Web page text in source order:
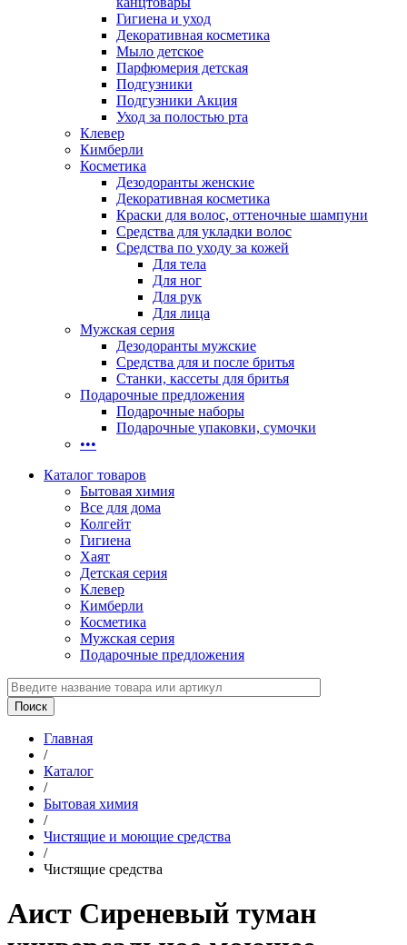
Гигиена и уход
Декоративная косметика
Мыло детское
Парфюмерия детская
Подгузники
Подгузники Акция
Уход за полостью рта
Клевер
Кимберли
Косметика
Дезодоранты женские
Декоративная косметика
Краски для волос, оттеночные шампуни
Средства для укладки волос
Средства по уходу за кожей
Для тела
Для ног
Для рук
Для лица
Мужская серия
Дезодоранты мужские
Средства для и после бритья
Станки, кассеты для бритья
Подарочные предложения
Подарочные наборы
Подарочные упаковки, сумочки
•••
Каталог товаров
Бытовая химия
Все для дома
Колгейт
Гигиена
Хаят
Детская серия
Клевер
Кимберли
Косметика
Мужская серия
Подарочные предложения
Главная
/
Каталог
/
Бытовая химия
/
Чистящие и моющие средства
/
Чистящие средства
Аист Сиреневый туман